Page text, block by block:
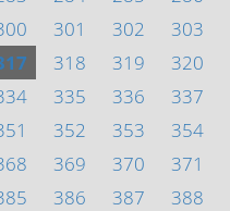
301 302 303
318 319 320
335 336 337
352 353 354
369 370 371
386 387 388